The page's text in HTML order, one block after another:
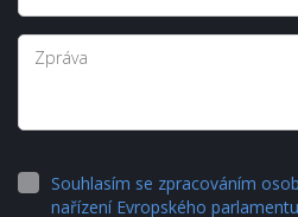
Souhlasím se zpracováním
nařízení Evropského